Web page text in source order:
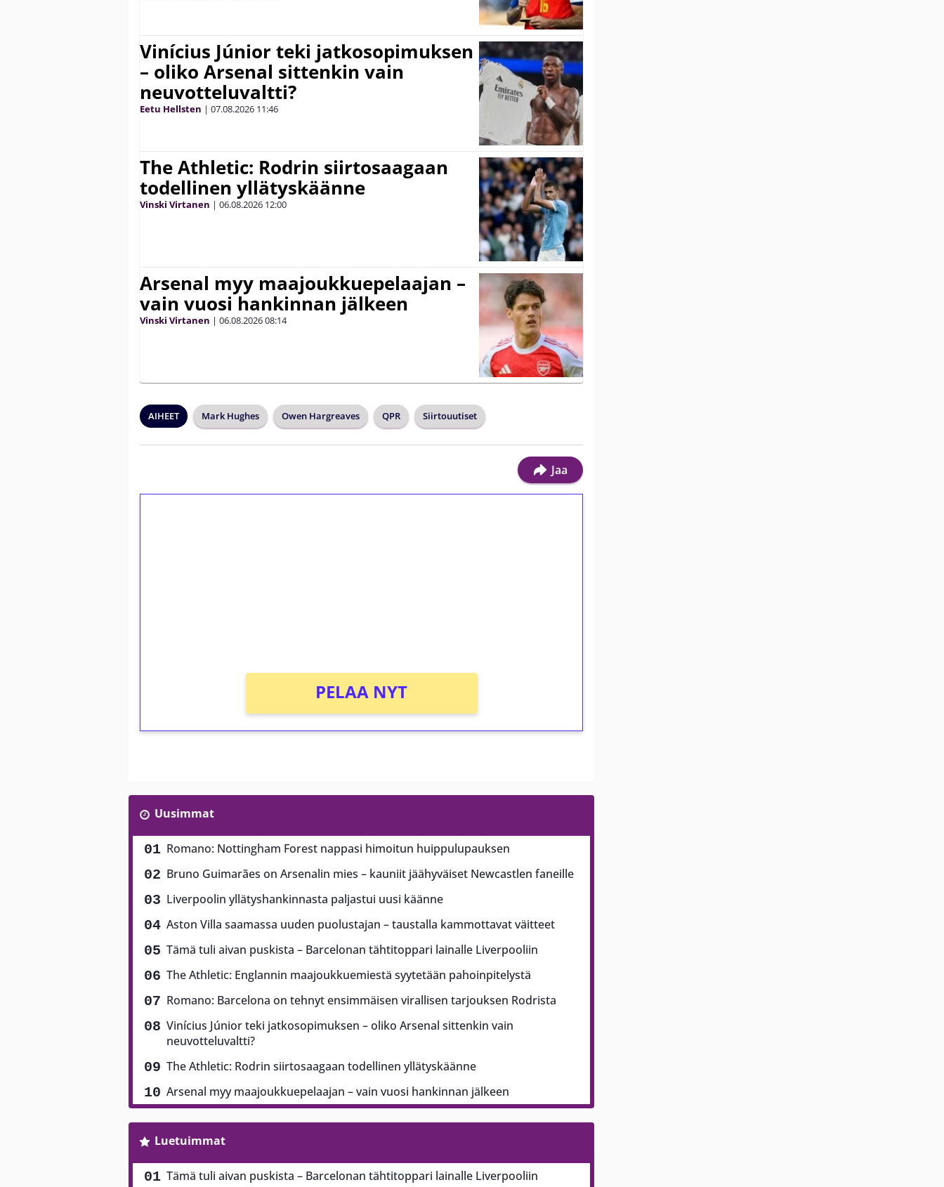
Vinícius Júnior teki jatkosopimuksen
– oliko Arsenal sittenkin vain
neuvotteluvaltti?
Eetu Hellsten | 07.08.2026 11:46
The Athletic: Rodrin siirtosaagaan
todellinen yllätyskäänne
Vinski Virtanen | 06.08.2026 12:00
Arsenal myy maajoukkuepelaajan –
vain vuosi hankinnan jälkeen
Vinski Virtanen | 06.08.202608:14
AIHEET Mark Hughes Owen Hargreaves QPR Siirtouutiset
Jaa
PELAA NYT
Uusimmat
Romano: Nottingham Forest nappasi himoitun huippulupauksen
Bruno Guimarães on Arsenalin mies – kauniit jäähyväiset Newcastlen faneille
Liverpoolin yllätyshankinnasta paljastui uusi käänne
Aston Villa saamassa uuden puolustajan – taustalla kammottavat väitteet
Tämä tuli aivan puskista – Barcelonan tähtitoppari lainalle Liverpooliin
The Athletic: Englannin maajoukkuemiestä syytetään pahoinpitelystä
Romano: Barcelona on tehnyt ensimmäisen virallisen tarjouksen Rodrista
Vinícius Júnior teki jatkosopimuksen – oliko Arsenal sittenkin vain
neuvotteluvaltti?
The Athletic: Rodrin siirtosaagaan todellinen yllätyskäänne
Arsenal myy maajoukkuepelaajan – vain vuosi hankinnan jälkeen
Luetuimmat
Tämä tuli aivan puskista – Barcelonan tähtitoppari lainalle Liverpooliin